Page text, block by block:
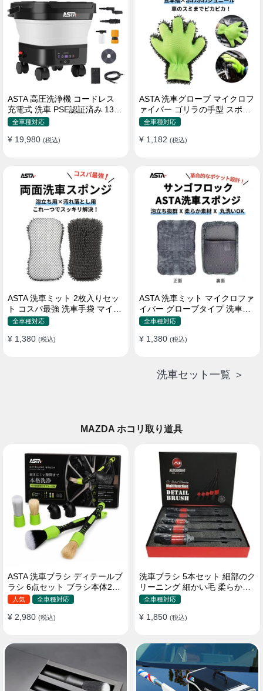
ASTA 高圧洗浄機 コードレス
充電式 洗車 PSE認証済み 13L
バケツ一体型 折りたたみ式 超
転ノズル トリガーガン 蛇口接
属 水道接続不要 多機能コンパ
クト収納
全車種対応
¥ 19,980 (税込)
ASTA 洗車グローブ マイクロフ
ァイバー ゴリラの手型 スポン
ジ ボディー用 傷防止 吸水速乾
グッズ 掃除 手袋型 洗車タオル
全車種対応
¥ 1,182 (税込)
ASTA 洗車ミット 2枚入りセッ
ト コスパ最強 洗車手袋 マイク
ロファイバー製 洗車グッズ 車
全車種対応
¥ 1,380 (税込)
ASTA 洗車ミット マイクロファ
イバー グローブタイプ 洗車プ
ロも愛用 傷防止 高吸水 車 バイ
全車種対応
¥ 1,380 (税込)
洗車セット一覧 ＞
MAZDA ホコリ取り道具
ASTA 洗車ブラシ ディテールブ
ラシ 6点セット ブラシ本体2本
替えヘッド2個 アダプター2個
ド
人気 全車種対応
¥ 2,980 (税込)
洗車ブラシ 5本セット 細部のク
リーニング 細かい毛 柔らかい
豚毛 ディテールブラシ
全車種対応
¥ 1,850 (税込)